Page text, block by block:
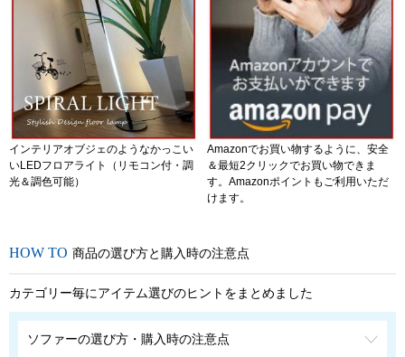
インテリアオブジェのようなかっこい
いLEDフロアライト（リモコン付・調
光＆調色可能）
Amazonでお買い物するように、安全
＆最短2クリックでお買い物できま
す。Amazonポイントもご利用いただ
けます。
商品の選び方と購入時の注意点
カテゴリー毎にアイテム選びのヒントをまとめました
ソファーの選び方・購入時の注意点